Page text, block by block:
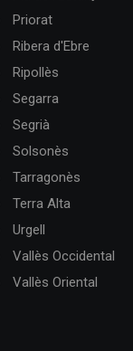
Priorat
Ribera d'Ebre
Ripollès
Segarra
Segrià
Solsonès
Tarragonès
Terra Alta
Urgell
Vallès Occidental
Vallès Oriental